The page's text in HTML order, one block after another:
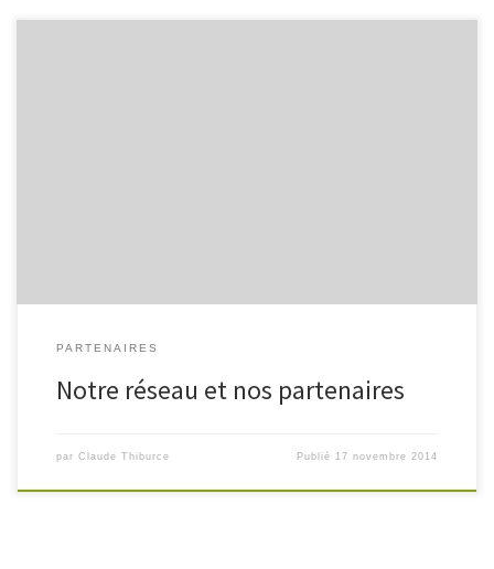
PARTENAIRES
Notre réseau et nos partenaires
par Claude Thiburce Publié 17 novembre 2014